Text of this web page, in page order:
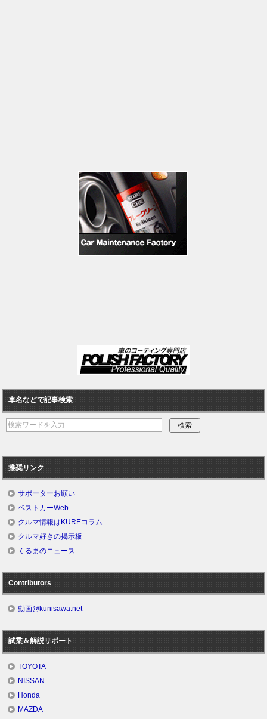
車名などで記事検索
推奨リンク
サポーターお願い
ベストカーWeb
クルマ情報はKUREコラム
クルマ好きの掲示板
くるまのニュース
Contributors
動画@kunisawa.net
試乗＆解説リポート
TOYOTA
NISSAN
Honda
MAZDA